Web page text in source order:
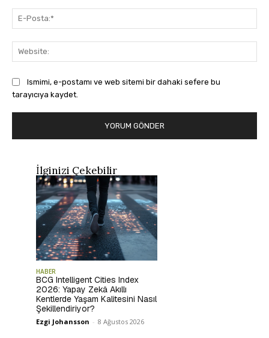
Ismimi, e-postamı ve web sitemi bir dahaki sefere bu
tarayıcıya kaydet.
İlginizi Çekebilir
HABER
BCG Intelligent Cities Index
2026: Yapay Zekâ Akıllı
Kentlerde Yaşam Kalitesini Nasıl
Şekillendiriyor?
Ezgi Johansson - 8 Ağustos 2026